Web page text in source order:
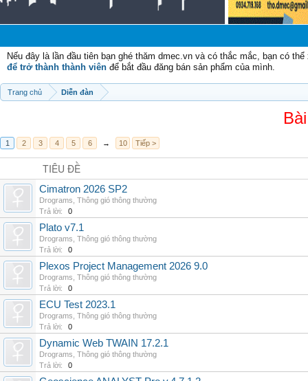
Nếu đây là lần đầu tiên bạn ghé thăm dmec.vn và có thắc mắc, bạn có
để trở thành thành viên để bắt đầu đăng bán sản phẩm của mình.
Trang chủ Diễn đàn
1 2 3 4 5 6 → 10 Tiếp >
TIÊU ĐỀ
Cimatron 2026 SP2
Drograms Thông gió thông thường
Trả lời:
0
Plato v7.1
Drograms Thông gió thông thường
Trả lời:
0
Plexos Project Management 2026 9.0
Drograms Thông gió thông thường
Trả lời:
0
ECU Test 2023.1
Drograms Thông gió thông thường
Trả lời:
0
Dynamic Web TWAIN 17.2.1
Drograms Thông gió thông thường
Trả lời:
0